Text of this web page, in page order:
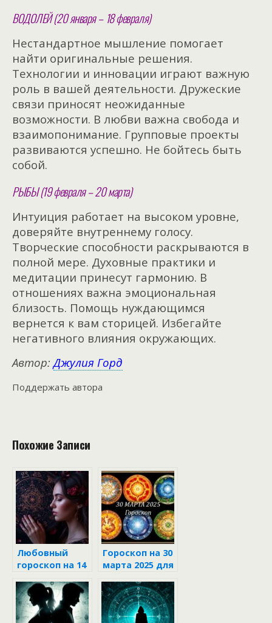
ВОДОЛЕЙ (20 января – 18 февраля)
Нестандартное мышление помогает
найти оригинальные решения.
Технологии и инновации играют важную
роль в вашей деятельности. Дружеские
связи приносят неожиданные
возможности. В любви важна свобода и
взаимопонимание. Групповые проекты
развиваются успешно. Не бойтесь быть
собой.
РЫБЫ (19 февраля – 20 марта)
Интуиция работает на высоком уровне,
доверяйте внутреннему голосу.
Творческие способности раскрываются в
полной мере. Духовные практики и
медитации принесут гармонию. В
отношениях важна эмоциональная
близость. Помощь нуждающимся
вернется к вам сторицей. Избегайте
негативного влияния окружающих.
Автор:Джулия Горд
Поддержать автора
Похожие Записи
Любовный
гороскоп на 14
для всех
знаков
Гороскоп на 30
марта 2025 для
зодиака